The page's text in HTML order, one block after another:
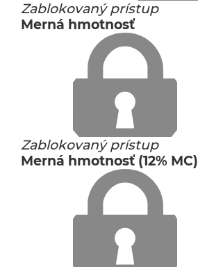
Zablokovaný prístup
Merná hmotnosť
Zablokovaný prístup
Merná hmotnosť (12% MC)